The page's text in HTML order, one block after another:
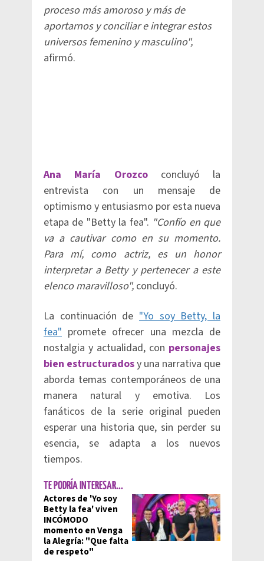
proceso más amoroso y más de
aportarnos y conciliar e integrar estos
universos femenino y masculino",
afirmó.
Ana María Orozcoconcluyó la
entrevista con un mensaje de
optimismo y entusiasmo por esta nueva
etapa de "Betty la fea". "Confío en que
va a cautivar como en su momento.
Para mí, como actriz, es un honor
interpretar a Betty y pertenecer a este
elenco maravilloso", concluyó.
La continuación de "Yo soy Betty, la
fea" promete ofrecer una mezcla de
nostalgia y actualidad, con personajes
bien estructuradosy una narrativa que
aborda temas contemporáneos de una
manera natural y emotiva. Los
fanáticos de la serie original pueden
esperar una historia que, sin perder su
esencia, se adapta a los nuevos
tiempos.
TE PODRÍA INTERESAR...
Actores de 'Yo soy
Betty la fea' viven
INCÓMODO
momento en Venga
la Alegría: "Que falta
de respeto"